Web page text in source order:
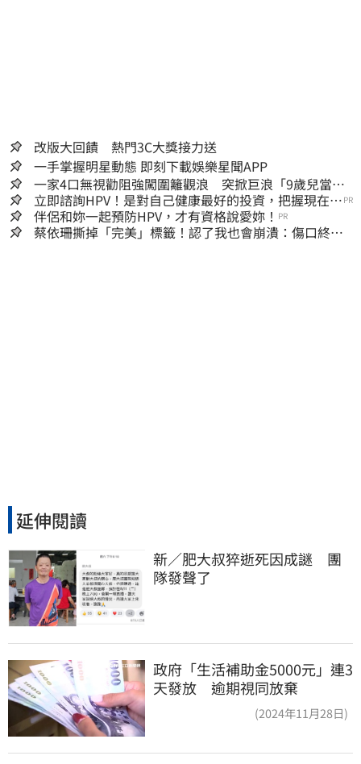
改版大回饋 熱門3C大獎接力送
一手掌握明星動態 即刻下載娛樂星聞APP
一家4口無視勸阻強闖圍籬觀浪 突掀巨浪「9歲兒當場
遭捲入海」
立即諮詢HPV！是對自己健康最好的投資，把握現在不
嫌晚！
PR
伴侶和妳一起預防HPV，才有資格說愛妳！ PR
蔡依珊撕掉「完美」標籤！認了我也會崩潰：傷口終究
延伸閱讀
新／肥大叔猝逝死因成謎　團
隊發聲了
政府「生活補助金5000元」連3
天發放 逾期視同放棄
(2024年11月28日)